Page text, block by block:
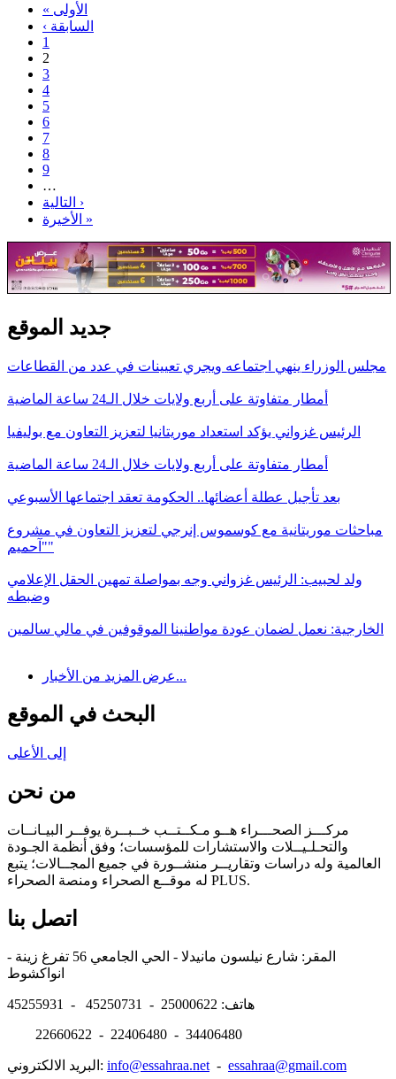
« الأولى
‹ السابقة
1
2
3
4
5
6
7
8
9
…
التالية ›
الأخيرة »
جديد الموقع
مجلس الوزراء ينهي اجتماعه ويجري تعيينات في عدد من القطاعات
أمطار متفاوتة على أربع ولايات خلال الـ24 ساعة الماضية
الرئيس غزواني يؤكد استعداد موريتانيا لتعزيز التعاون مع بوليفيا
أمطار متفاوتة على أربع ولايات خلال الـ24 ساعة الماضية
بعد تأجيل عطلة أعضائها.. الحكومة تعقد اجتماعها الأسبوعي
مباحثات موريتانية مع كوسموس إنرجي لتعزيز التعاون في مشروع
"آحميم"
ولد لحبيب: الرئيس غزواني وجه بمواصلة تمهين الحقل الإعلامي
وضبطه
الخارجية: نعمل لضمان عودة مواطنينا الموقوفين في مالي سالمين
عرض المزيد من الأخبار...
البحث في الموقع
إلى الأعلى
من نحن
مركـــز الصحـــراء هــو مـكــتــب خــبــرة يوفــر البيـانــات
والتحـلـيــلات والاستشارات للمؤسسات؛ وفق أنظمة الجـودة
العالمية وله دراسات وتقاريــر منشــورة في جميع المجــالات؛ يتبع
له موقــع الصحراء ومنصة الصحراء PLUS.
اتصل بنا
المقر: شارع نيلسون مانيدلا - الحي الجامعي 56 تفرغ زينة -
هاتف: 25000622 - 45250731 - 45255931
22660622 - 22406480 - 34406480
البريد الالكتروني: info@essahraa.net- essahraa@gmail.com